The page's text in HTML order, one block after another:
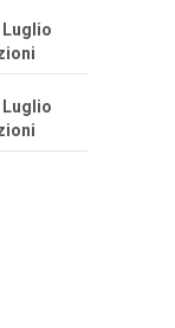
Luglio
Luglio